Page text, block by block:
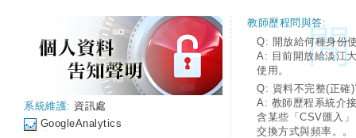
系統維護: 資訊處
GoogleAnalytics
教師歷程問與答:
Q: 開放給何種身份
A: 目前開放給淡江
使用。
Q: 資料不完整(正確
A: 教師歷程系統介
含某些「CSV匯入
交換方式與頻率。。